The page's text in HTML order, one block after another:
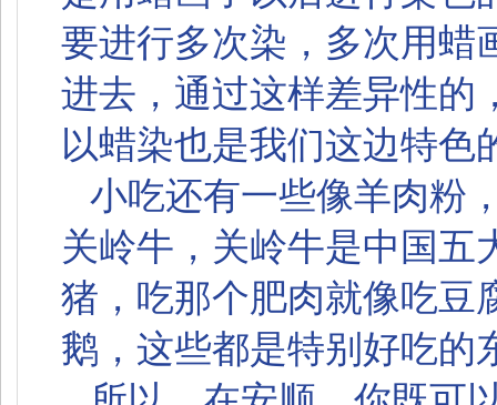
要进行多次染，多次用蜡
进去，通过这样差异性的
以蜡染也是我们这边特色
小吃还有一些像羊肉粉
关岭牛，关岭牛是中国五
猪，吃那个肥肉就像吃豆
鹅，这些都是特别好吃的